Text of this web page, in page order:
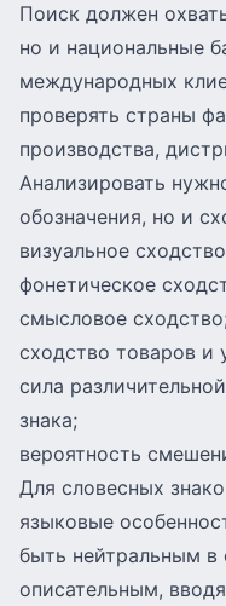
Поиск должен
но и национальные
международных
проверять страны
производства,
Анализировать
обозначения, но и
визуальное
фонетическое
смысловое
сходство товаров и
сила
знака;
вероятность
Для словесных
языковые
быть нейтральным в
описательным,